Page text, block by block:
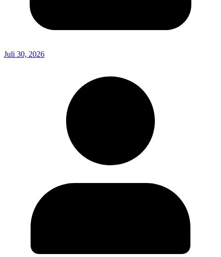
Juli 30, 2026